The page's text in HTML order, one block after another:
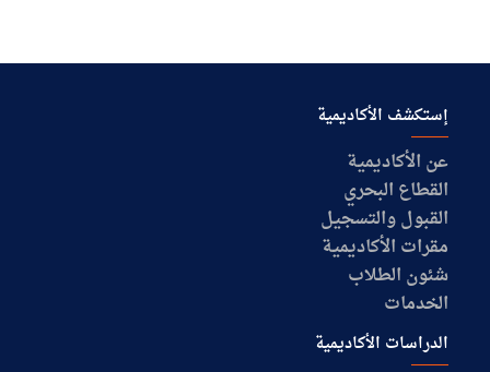
إستكشف الأكاديمية
عن الأكاديمية
القطاع البحري
القبول والتسجيل
مقرات الأكاديمية
شئون الطلاب
الخدمات
الدراسات الأكاديمية